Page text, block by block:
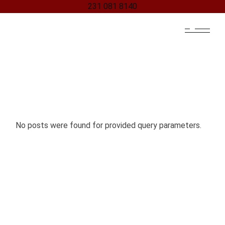
231 081 8140
Skip
No posts were found for provided query parameters.